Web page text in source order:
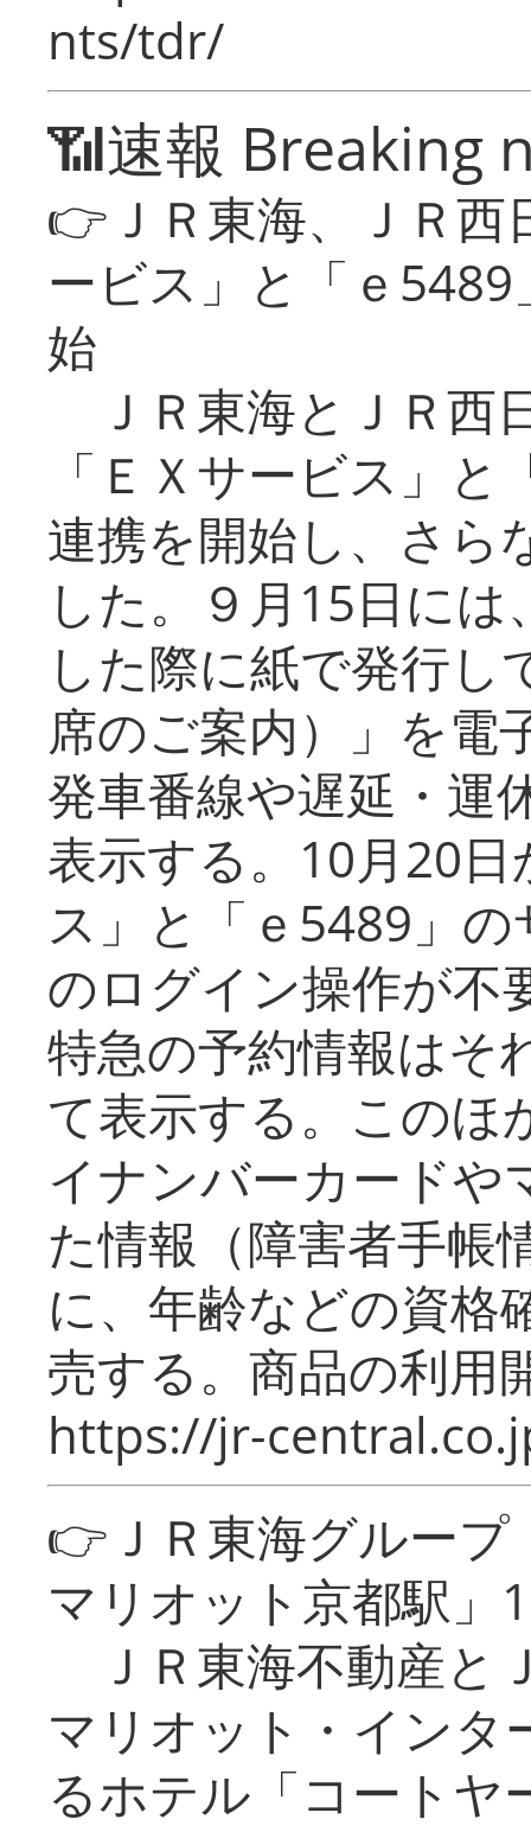
nts/tdr/
📶速報 Breaking
👉ＪＲ東海、ＪＲ
ービス」と「ｅ
始
ＪＲ東海とＪＲ西
「ＥＸサービス」
連携を開始し、さら
した。９月15日に
した際に紙で発行し
席のご案内）」を電
発車番線や遅延・運
表示する。10月20
ス」と「ｅ5489」
のログイン操作が不
特急の予約情報はそ
て表示する。このほ
イナンバーカードや
た情報（障害者手帳
に、年齢などの資格
売する。商品の利用
https://jr-
👉ＪＲ東海グルー
マリオット京都駅」
ＪＲ東海不動産と
マリオット・インタ
るホテル「コートヤ